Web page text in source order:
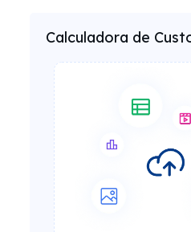
Calculadora de